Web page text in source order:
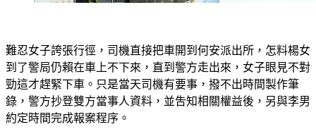
難忍女子誇張行徑，司機直接把車開到何安派出所，怎料楊女
到了警局仍賴在車上不下來，直到警方走出來，女子眼見不對
勁這才趕緊下車。只是當天司機有要事，撥不出時間製作筆
錄，警方抄登雙方當事人資料，並吿知相關權益後，另與李男
約定時間完成報案程序。